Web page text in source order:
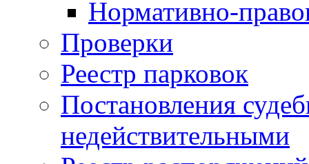
Нормативно-
Проверки
Реестр парковок
Постановления
недействительными